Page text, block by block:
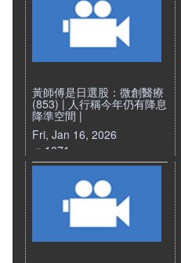
黃師傅是日選股：微創醫療
(853) | 人行稱今年仍有降息
降準空間 |
Fri, Jan 16, 2026
1071